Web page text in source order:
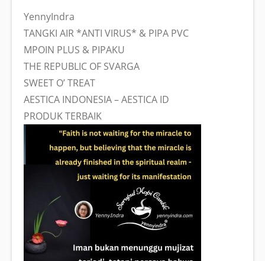
YennyIndra
TANGKI AIR *ANTI VIRUS* & PIPA PVC
MPOIN PLUS & PIPAKU
THE REPUBLIC OF SVARGA
SWEET O’ TREAT
AESTICA INDONESIA – AESTICA ID
PRODUK TERBAIK